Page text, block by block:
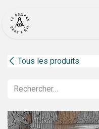
Tous les produits